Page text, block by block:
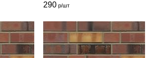
290 р/шт